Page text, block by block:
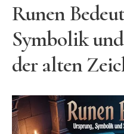
Runen
Symbolik
der alten